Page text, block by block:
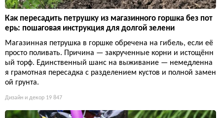
Как пересадить петрушку из магазинного горшка без пот
ерь: пошаговая инструкция для долгой зелени
Магазинная петрушка в горшке обречена на гибель, если её
просто поливать. Причина — закрученные корни и истощённ
ый торф. Единственный шанс на выживание — немедленна
я грамотная пересадка с разделением кустов и полной замен
ой грунта.
Дизайн и декор 19 847